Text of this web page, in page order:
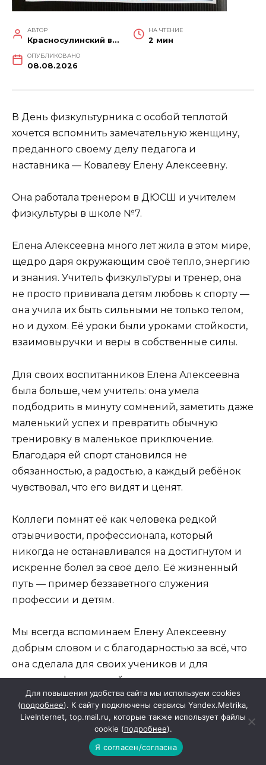
АВТОР
Красносулинский вестник
НА ЧТЕНИЕ
2 мин
ОПУБЛИКОВАНО
08.08.2026
В День физкультурника с особой теплотой
хочется вспомнить замечательную женщину,
преданного своему делу педагога и
наставника — Ковалеву Елену Алексеевну.
Она работала тренером в ДЮСШ и учителем
физкультуры в школе №7.
Елена Алексеевна много лет жила в этом мире,
щедро даря окружающим своё тепло, энергию
и знания. Учитель физкультуры и тренер, она
не просто прививала детям любовь к спорту —
она учила их быть сильными не только телом,
но и духом. Её уроки были уроками стойкости,
взаимовыручки и веры в собственные силы.
Для своих воспитанников Елена Алексеевна
была больше, чем учитель: она умела
подбодрить в минуту сомнений, заметить даже
маленький успех и превратить обычную
тренировку в маленькое приключение.
Благодаря ей спорт становился не
обязанностью, а радостью, а каждый ребёнок
чувствовал, что его видят и ценят.
Коллеги помнят её как человека редкой
отзывчивости, профессионала, который
никогда не останавливался на достигнутом и
искренне болел за своё дело. Её жизненный
путь — пример беззаветного служения
профессии и детям.
Мы всегда вспоминаем Елену Алексеевну
добрым словом и с благодарностью за всё, что
она сделала для своих учеников и для
развития физической культуры.
Доброту и любовь Вы оставили живым, сколько
б лет ни прошло. Любим, помним… Светлая
память… Коллеги и воспитанники. Фото
Для повышения удобства сайта мы используем cookies
(подробнее). К сайту подключены сервисы Yandex.Metrika,
LiveInternet, top.mail.ru, которые также использует файлы
cookie (подробнее).
Я согласен/согласна